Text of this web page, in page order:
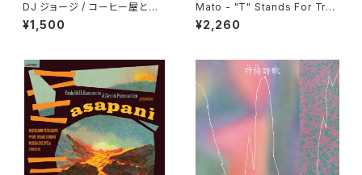
DJ ジョージ / コーヒー屋とレ
コード屋がやりたくてCD出しま
した
¥1,500
Mato - "T" Stands For Trou
ble Dub/ Enter The Dragon
Dub Version "7"
¥2,260